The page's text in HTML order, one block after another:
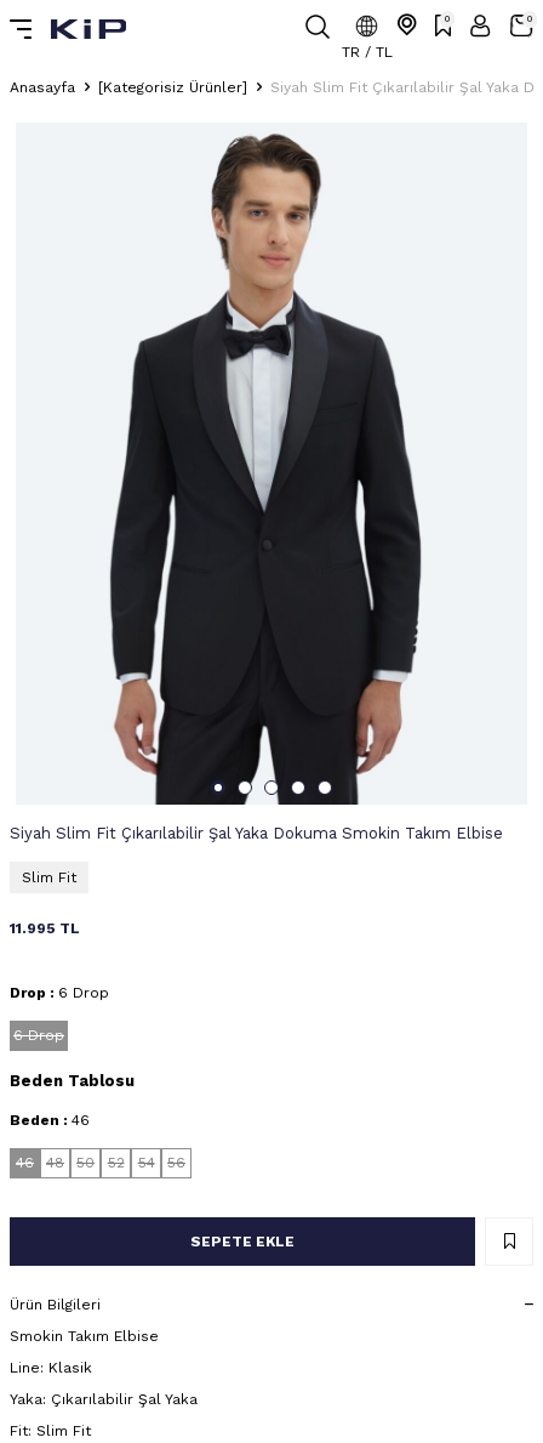
TR / TL
0 0
Anasayfa [Kategorisiz Ürünler] Siyah Slim Fit Çıkarılabilir Şal Yaka
Siyah Slim Fit Çıkarılabilir Şal Yaka Dokuma Smokin Takım Elbise
Slim Fit
11.995 TL
Drop : 6 Drop
6 Drop
Beden Tablosu
Beden : 46
46 48 50 52 54 56
SEPETE EKLE
Ürün Bilgileri
Smokin Takım Elbise
Line: Klasik
Yaka: Çıkarılabilir Şal Yaka
Fit: Slim Fit